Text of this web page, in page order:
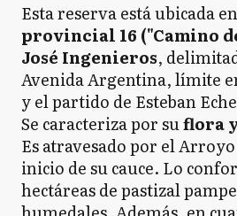
Esta reserva está ubicada en
provincial 16 ("Camino
José Ingenieros,
Avenida Argentina, límite
y el partido de Esteban
Se caracteriza por suflora
Es atravesado por el
inicio de su cauce. Lo
hectáreas de pastizal